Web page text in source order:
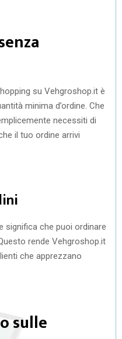
su Vehgroshop.it è
minima d’ordine. Che
necessiti di
il tuo ordine arrivi
significa che puoi ordinare
rende Vehgroshop.it
che apprezzano
sulle